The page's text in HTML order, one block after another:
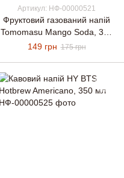
Артикул: НФ-00000521
Фруктовий газований напій
Tomomasu Mango Soda, 300
мл
149 грн 175 грн